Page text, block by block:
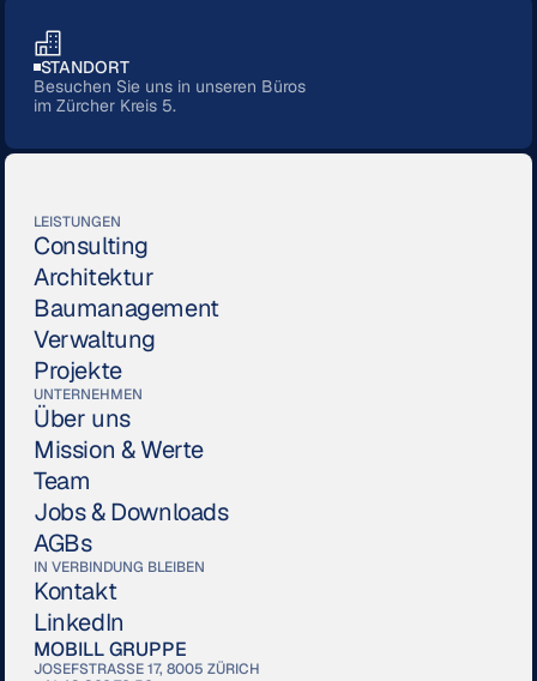
STANDORT
Besuchen Sie uns in unseren Büros
im Zürcher Kreis 5.
MOBILL GRUPPE
JOSEFSTRASSE 17, 8005 ZÜRICH
LEISTUNGEN
Consulting
Architektur
Baumanagement
Verwaltung
Projekte
UNTERNEHMEN
Über uns
Mission & Werte
Team
Jobs & Downloads
AGBs
IN VERBINDUNG BLEIBEN
Kontakt
LinkedIn